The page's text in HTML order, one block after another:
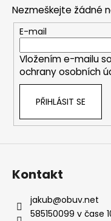
Nezmeškejte žádné
E-mail
Vložením e-mailu
ochrany osobních
PŘIHLÁSIT SE
Kontakt
jakub@obuv.net
585150099 v čase